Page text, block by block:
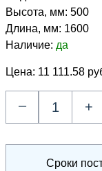
Высота, мм: 500
Длина, мм: 1600
Наличие: да
Цена: 11 111.58
– +
Сроки